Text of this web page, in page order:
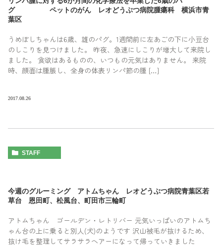
グ ペットのがん レオどうぶつ病院腫瘍科 横浜市青
葉区
うめぼしちゃんは6歳、雄のパグ。1週間前に左あごの下に小豆台
のしこりを見つけました。 昨夜、急速にしこりが増大して来院し
ました。 食欲はあるものの、いつもの元気はありません。 来院
時、顔面は腫脹し、全身の体表リンパ節の腫 […]
2017.08.26
STAFF
今週のグルーミング アトムちゃん レオどうぶつ病院青葉区若
草台 恩田町、松風台、町田市三輪町
アトムちゃん ゴールデン・レトリバー 元気いっぱいのアトムち
ゃん台の上に乗ると別人(犬)のようです 沢山被毛が抜けるため、
抜け毛を整理してサラサラヘアーになって帰っていきました